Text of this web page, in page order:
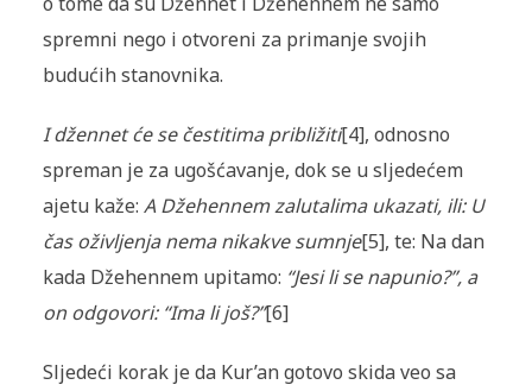
spremni nego i otvoreni za primanje svojih
budućih stanovnika.
I džennet će se čestitima približiti[4], odnosno
spreman je za ugošćavanje, dok se u sljedećem
ajetu kaže: A Džehennem zalutalima ukazati, ili: U
čas oživljenja nema nikakve sumnje[5], te: Na dan
kada Džehennem upitamo: “Jesi li se napunio?”, a
on odgovori: “Ima li još?”[6]
Sljedeći korak je da Kur’an gotovo skida veo sa